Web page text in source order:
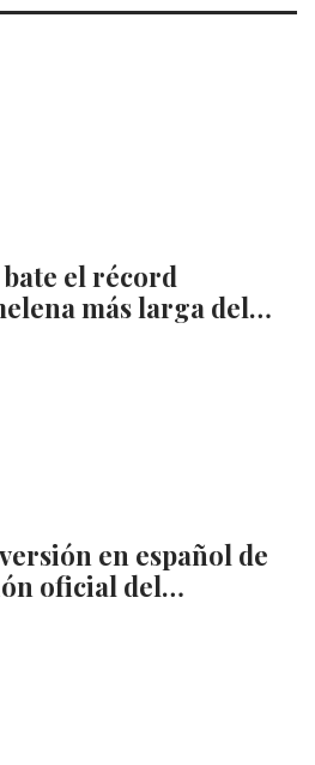
el récord
más larga del…
en español de
oficial del…